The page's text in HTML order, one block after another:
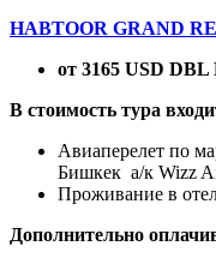
HABTOOR GRAND
от 3165 USD DBL
В стоимость тура
Авиаперелет по
Бишкек а/к Wizz
Проживание в
Дополнительно